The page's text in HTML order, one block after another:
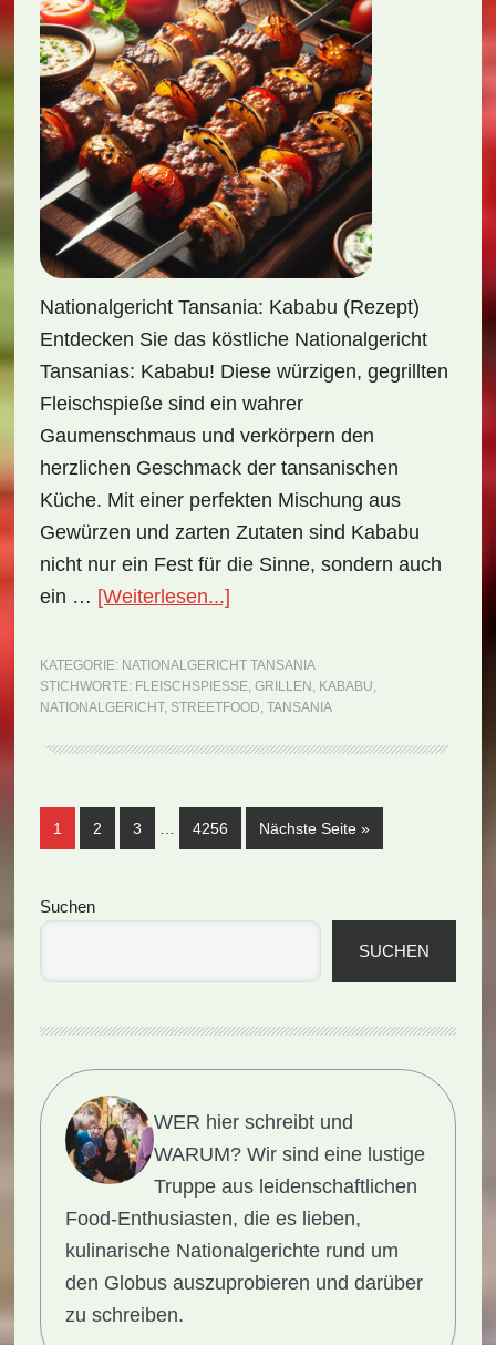
Nationalgericht Tansania: Kababu (Rezept)
Entdecken Sie das köstliche Nationalgericht
Tansanias: Kababu! Diese würzigen, gegrillten
Fleischspieße sind ein wahrer
Gaumenschmaus und verkörpern den
herzlichen Geschmack der tansanischen
Küche. Mit einer perfekten Mischung aus
Gewürzen und zarten Zutaten sind Kababu
nicht nur ein Fest für die Sinne, sondern auch
ein … [Weiterlesen...]ÜberNationalgericht
Kababu
(Rezept)
KATEGORIE: NATIONALGERICHT TANSANIA
STICHWORTE: FLEISCHSPIESSE , GRILLEN , KABABU,
NATIONALGERICHT, STREETFOOD, TANSANIA
Seite
1 Seite
2 Seite
3 Seite
4256 Nächste Seite aufrufen
»
Seitenspalte
Suchen
SUCHEN
WER hier schreibt und
WARUM? Wir sind eine lustige
Truppe aus leidenschaftlichen
Food-Enthusiasten, die es lieben,
kulinarische Nationalgerichte rund um
den Globus auszuprobieren und darüber
zu schreiben.